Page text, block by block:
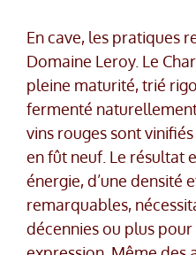
En cave, les pratiques
Domaine Leroy. Le
pleine maturité, trié
fermenté
vins rouges sont
en fût neuf. Le résultat
énergie, d’une densité
remarquables,
décennies ou plus